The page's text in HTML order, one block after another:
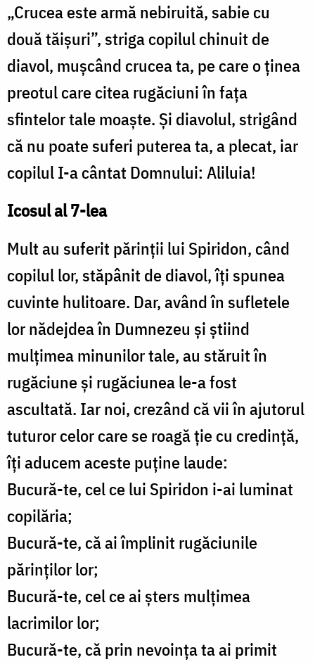
„Crucea este armă nebiruită, sabie cu
două tăişuri”, striga copilul chinuit de
diavol, muşcând crucea ta, pe care o ţinea
preotul care citea rugăciuni în faţa
sfintelor tale moaşte. Şi diavolul, strigând
că nu poate suferi puterea ta, a plecat, iar
copilul I-a cântat Domnului: Aliluia!
Icosul al 7-lea
Mult au suferit părinţii lui Spiridon, când
copilul lor, stăpânit de diavol, îţi spunea
cuvinte hulitoare. Dar, având în sufletele
lor nădejdea în Dumnezeu şi ştiind
mulţimea minunilor tale, au stăruit în
rugăciune şi rugăciunea le-a fost
ascultată. Iar noi, crezând că vii în ajutorul
tuturor celor care se roagă ţie cu credinţă,
îţi aducem aceste puţine laude:
Bucură-te, cel ce lui Spiridon i-ai luminat
copilăria;
Bucură-te, că ai împlinit rugăciunile
părinţilor lor;
Bucură-te, cel ce ai şters mulţimea
lacrimilor lor;
Bucură-te, că prin nevoinţa ta ai primit